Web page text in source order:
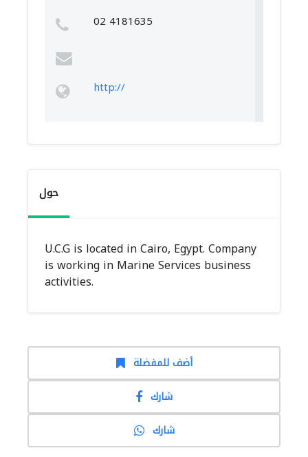
02 4181635
http://
حول
U.C.G is located in Cairo, Egypt. Company
is working in Marine Services business
activities.
أضف للمفضلة
شارك
شارك